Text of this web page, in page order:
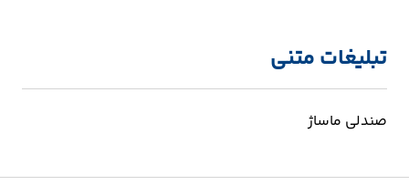
تبلیغات متنی
صندلی ماساژ